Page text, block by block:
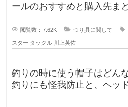
ールのおすすめと購入先まとめ エギングを
閲覧数：7.62K つり具に関して
スター タックル 川上英佑
釣りの時に使う帽子はどんな
釣りにも怪我防止と、ヘッ